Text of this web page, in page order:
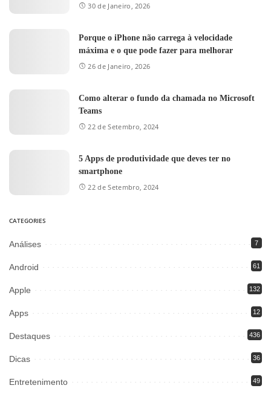
30 de Janeiro, 2026
Porque o iPhone não carrega à velocidade
máxima e o que pode fazer para melhorar
26 de Janeiro, 2026
Como alterar o fundo da chamada no Microsoft
Teams
22 de Setembro, 2024
5 Apps de produtividade que deves ter no
smartphone
22 de Setembro, 2024
CATEGORIES
Análises 7
Android 61
Apple 132
Apps 12
Destaques 436
Dicas 36
Entretenimento 49